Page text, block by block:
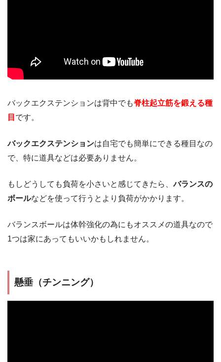
バックエクステンションは背中でも脊柱起立筋を鍛える種
目 です。
バックエクステンションは自宅でも簡単にできる種目なの
で、特に道具などは必要ありません。
もしどうしても負荷を小さいと感じてきたら、バランスの
ボールなどを使って行うとより負荷がかかります。
バランスボールは体幹強化の為にもオススメの道具なので
1つは家にあってもいいかもしれません。
懸垂（チンニング）